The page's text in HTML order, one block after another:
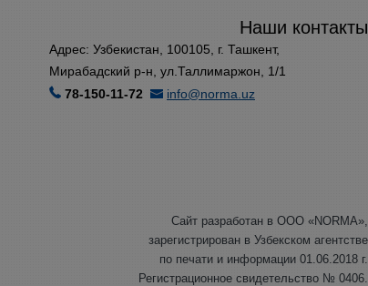
Наши контакты
Адрес: Узбекистан, 100105, г. Ташкент,
Мирабадский р-н, ул.Таллимаржон, 1/1
78-150-11-72
info@norma.uz
Сайт разработан в ООО «NORMA»,
зарегистрирован в Узбекском агентстве
по печати и информации 01.06.2018 г.
Регистрационное свидетельство № 0406.